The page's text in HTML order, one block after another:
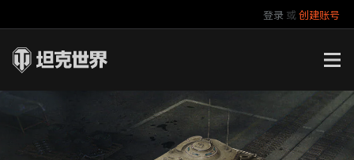
登录 或创建账号
你好，吾久
万圣节
《以战止战》
官方自媒体